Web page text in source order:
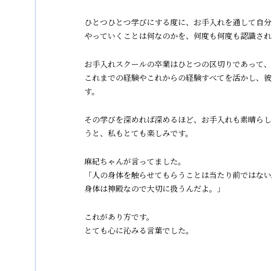
ひとつひとつ学びにする度に、お手入れを通して自
やっていくことは何なのかを、何度も何度も認識さ
お手入れスクールの卒業はひとつの区切りであって
これまでの経験やこれからの経験すべてを活かし、
す。
その学びを深めれば深めるほど、お手入れも素晴ら
うと、私もとても楽しみです。
麻紀ちゃんが言ってました。
「人の身体を触らせてもらうことは当たり前ではない
身体は神殿なので大切に扱うんだよ。」
これがあり方です。
とても心に沁みる言葉でした。